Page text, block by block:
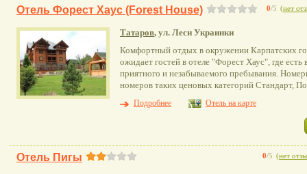
0/5 (нет
Отель Форест Хаус (Forest House)
Татаров, ул. Леси Украинки
Комфортный отдых в окружении Карпатских
ожидает гостей в отеле "Форест Хаус", где есть
приятного и незабываемого пребывания.
номеров таких ценовых категорий Стандарт,
Подробнее
Отель на карте
0/5 (нет
Отель Пигы